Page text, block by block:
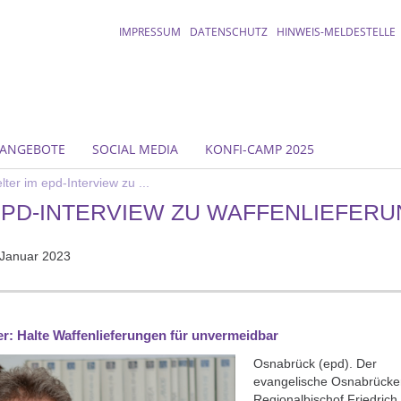
IMPRESSUM DATENSCHUTZ HINWEIS-MELDESTELLE
ANGEBOTE SOCIAL MEDIA KONFI-CAMP 2025
im epd-Interview zu ...
INTERVIEW ZU
2023
Halte Waffenlieferungen für unvermeidbar
Osnabrück (epd). Der
evangelische